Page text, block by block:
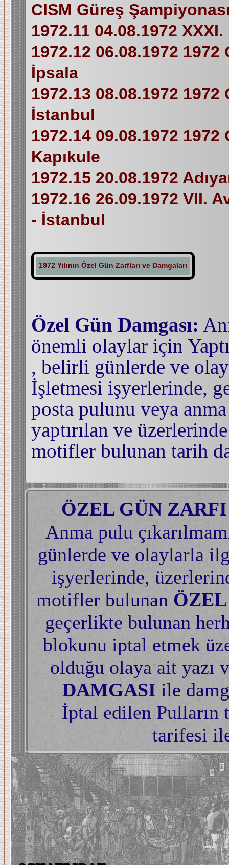
CISM Güreş
1972.11 04.08.1972
1972.12 06.08.1972
İpsala
1972.13 08.08.1972
İstanbul
1972.14 09.08.1972
Kapıkule
1972.15 20.08.1972
1972.16 26.09.1972 VII.
- İstanbul
1972 Yılının Özel Gün Zarfları ve Damgaları
Özel Gün Damgası:
önemli olaylar için
, belirli günlerde ve
İşletmesi işyerlerinde,
posta pulunu veya
yaptırılan ve
motifler bulunan tarih
ÖZEL GÜN
Anma pulu
günlerde ve olaylarla
işyerlerinde,
motifler bulunan
geçerlikte bulunan
blokunu iptal etmek
olduğu olaya ait
DAMGASI ile
İptal edilen Pulların
tarifesi